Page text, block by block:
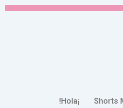
!Hola¡ Shorts